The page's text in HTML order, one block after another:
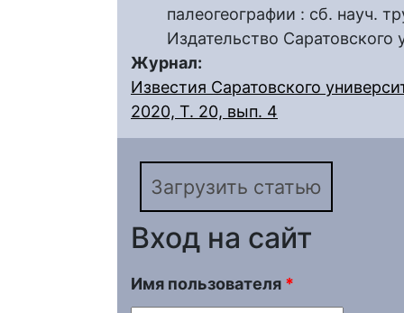
палеогеографии : сб. науч.
Издательство Саратовского
Журнал:
Известия Саратовского
2020, Т. 20, вып. 4
Загрузить статью
Вход на сайт
Имя пользователя *